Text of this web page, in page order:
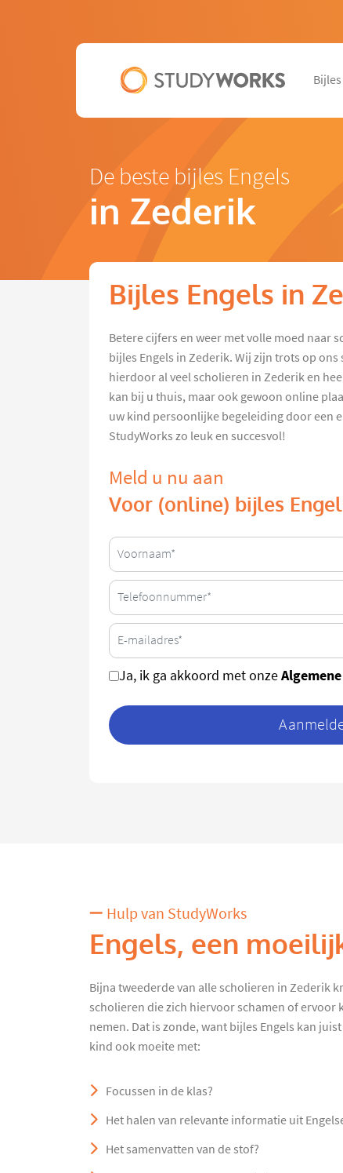
Bijles
De beste bijles Engels
in Zederik
Bijles Engels in
Betere cijfers en weer met volle moed naar
bijles Engels in Zederik. Wij zijn trots op
hierdoor al veel scholieren in Zederik en
kan bij u thuis, maar ook gewoon online
uw kind persoonlijke begeleiding door een
StudyWorks zo leuk en succesvol!
Meld u nu aan
Voor (online) bijles
Ja, ik ga akkoord met onze
Hulp van StudyWorks
Engels, een
Bijna tweederde van alle scholieren in Zederik
scholieren die zich hiervoor schamen of ervoor
nemen. Dat is zonde, want bijles Engels kan
kind ook moeite met:
Focussen in de klas?
Het halen van relevante informatie uit
Het samenvatten van de stof?